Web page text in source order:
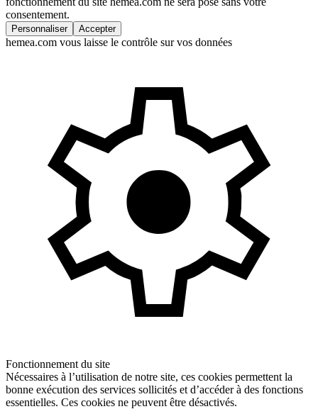
consentement.
Personnaliser Accepter
hemea.com vous laisse le contrôle sur vos données
Fonctionnement du site
Nécessaires à l’utilisation de notre site, ces cookies permettent la
bonne exécution des services sollicités et d’accéder à des fonctions
essentielles. Ces cookies ne peuvent être désactivés.